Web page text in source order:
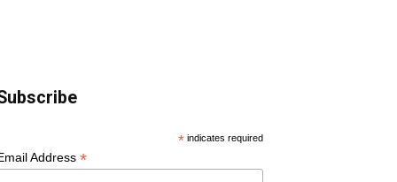
* indicates required
Address *